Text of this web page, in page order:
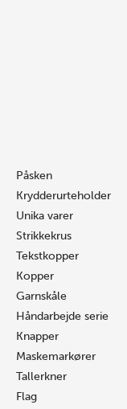
Påsken
Krydderurteholder
Unika varer
Strikkekrus
Tekstkopper
Kopper
Garnskåle
Håndarbejde serie
Knapper
Maskemarkører
Tallerkner
Flag